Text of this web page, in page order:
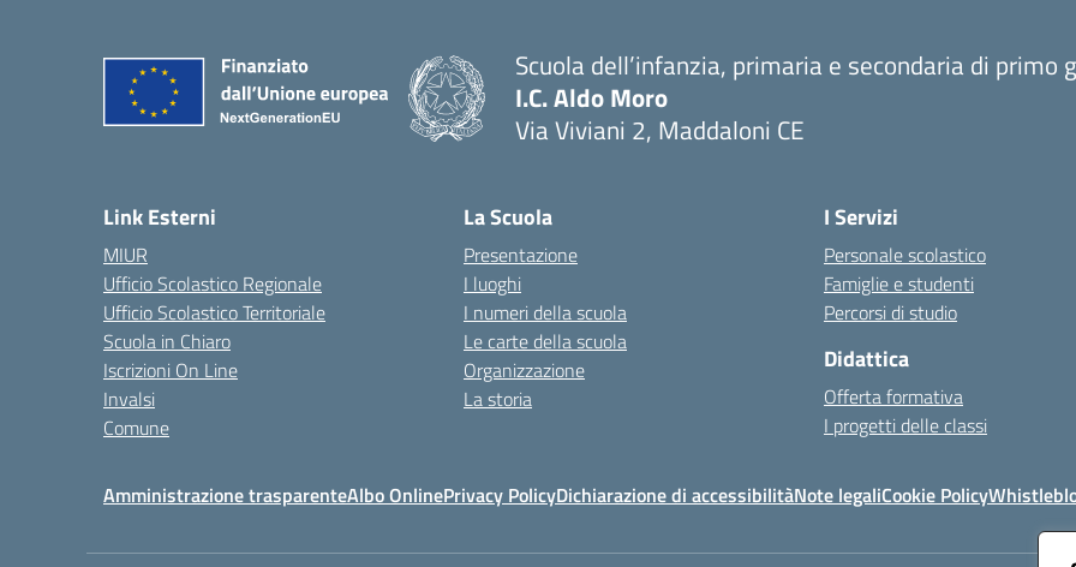
Scuola dell’infanzia, primaria e secondaria di primo
I.C. Aldo Moro
Via Viviani 2, Maddaloni CE
Link Esterni
MIUR
Ufficio Scolastico Regionale
Ufficio Scolastico Territoriale
Scuola in Chiaro
Iscrizioni On Line
Invalsi
Comune
La Scuola
Presentazione
I luoghi
I numeri della scuola
Le carte della scuola
Organizzazione
La storia
I Servizi
Personale scolastico
Famiglie e studenti
Percorsi di studio
Didattica
Offerta formativa
I progetti delle classi
Amministrazione trasparenteAlbo OnlinePrivacy PolicyDichiarazione di accessibilitàNote legaliCookie Policy